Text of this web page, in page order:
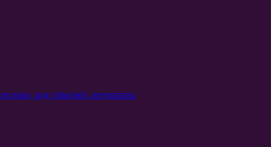
ход событий, результаты